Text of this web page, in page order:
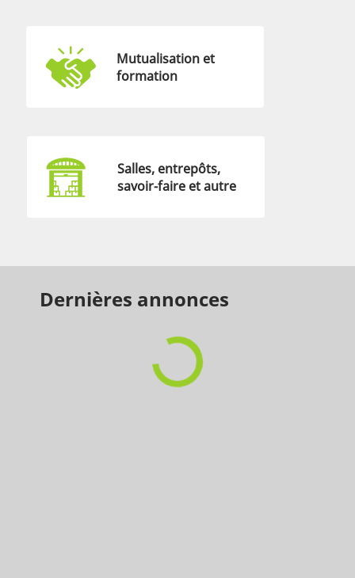
Mutualisation et
formation
Salles, entrepôts,
savoir-faire et autre
Dernières annonces